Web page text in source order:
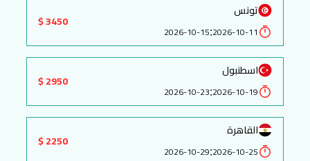
تونس
2026-10-11
:
2026-10-15
3450 $
اسطنبول
2026-10-19
:
2026-10-23
2950 $
القاهرة
2026-10-25
:
2026-10-29
2250 $